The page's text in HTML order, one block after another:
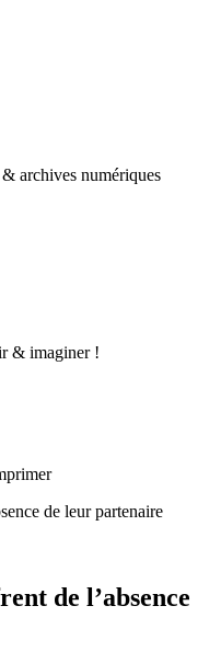
archives numériques
& imaginer !
de l’absence